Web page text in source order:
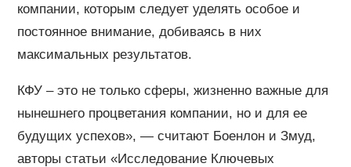
компании, которым следует уделять особое и
постоянное внимание, добиваясь в них
максимальных результатов.
КФУ – это не только сферы, жизненно важные для
нынешнего процветания компании, но и для ее
будущих успехов», — считают Боенлон и Змуд,
авторы статьи «Исследование Ключевых